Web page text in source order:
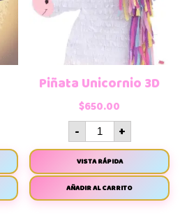
Piñata Unicornio 3D
$650.00
- +
VISTA RÁPIDA
AÑADIR AL CARRITO